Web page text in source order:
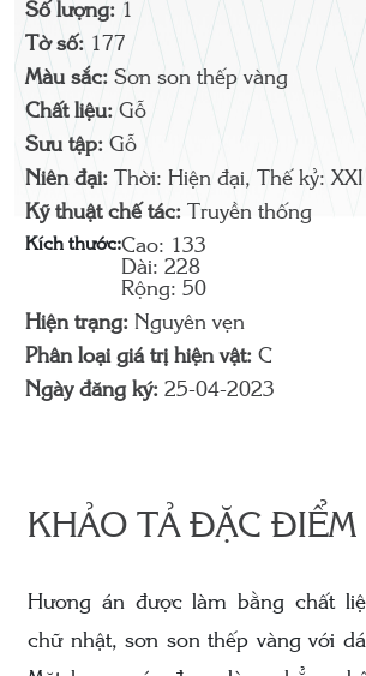
Số lượng: 1
Tờ số: 177
Màu sắc:Sơn son thếp vàng
Chất liệu:Gỗ
Sưu tập:Gỗ
Niên đại: Thời: Hiện đại, Thế kỷ: XXI
Kỹ thuật chế tác: Truyền thống
Kích thước:Cao: 133
Dài: 228
Rộng: 50
Hiện trạng:Nguyên vẹn
Phân loại giá trị hiện vật:C
Ngày đăng ký:25-04-2023
KHẢO TẢ ĐẶC ĐIỂM
Hương án được làm bằng chất
chữ nhật, sơn son thếp vàng với